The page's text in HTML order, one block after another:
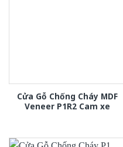
Cửa Gỗ Chống Cháy MDF
Veneer P1R2 Cam xe